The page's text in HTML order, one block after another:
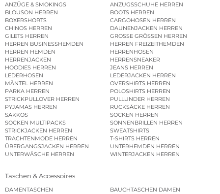
ANZÜGE & SMOKINGS
ANZUGSSCHUHE HERREN
BLOUSON HERREN
BOOTS HERREN
BOXERSHORTS
CARGOHOSEN HERREN
CHINOS HERREN
DAUNENJACKEN HERREN
GILETS HERREN
GROSSE GRÖSSEN HERREN
HERREN BUSINESSHEMDEN
HERREN FREIZEITHEMDEN
HERREN HEMDEN
HERRENHOSEN
HERRENJACKEN
HERRENSNEAKER
HOODIES HERREN
JEANS HERREN
LEDERHOSEN
LEDERJACKEN HERREN
MÄNTEL HERREN
OVERSHIRTS HERREN
PARKA HERREN
POLOSHIRTS HERREN
STRICKPULLOVER HERREN
PULLUNDER HERREN
PYJAMAS HERREN
RUCKSÄCKE HERREN
SAKKOS
SOCKEN HERREN
SOCKEN MULTIPACKS
SONNENBRILLEN HERREN
STRICKJACKEN HERREN
SWEATSHIRTS
TRACHTENMODE HERREN
T-SHIRTS HERREN
ÜBERGANGSJACKEN HERREN
UNTERHEMDEN HERREN
UNTERWÄSCHE HERREN
WINTERJACKEN HERREN
Taschen & Accessoires
DAMENTASCHEN
BAUCHTASCHEN DAMEN